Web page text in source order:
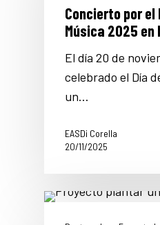
Concierto por el
Música 2025 en
El día 20 de
celebrado el Día
un…
EASDi Corella
20/11/2025